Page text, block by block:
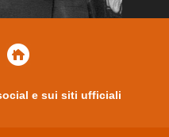
e sui siti ufficiali